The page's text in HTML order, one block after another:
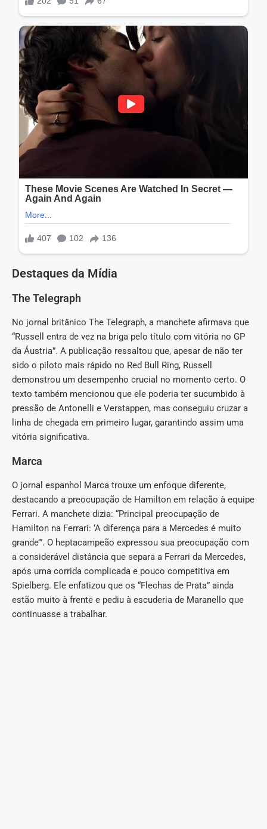
Destaques da Mídia
The Telegraph
No jornal britânico The Telegraph, a manchete afirmava que
“Russell entra de vez na briga pelo título com vitória no GP
da Áustria”. A publicação ressaltou que, apesar de não ter
sido o piloto mais rápido no Red Bull Ring, Russell
demonstrou um desempenho crucial no momento certo. O
texto também mencionou que ele poderia ter sucumbido à
pressão de Antonelli e Verstappen, mas conseguiu cruzar a
linha de chegada em primeiro lugar, garantindo assim uma
vitória significativa.
Marca
O jornal espanhol Marca trouxe um enfoque diferente,
destacando a preocupação de Hamilton em relação à equipe
Ferrari. A manchete dizia: “Principal preocupação de
Hamilton na Ferrari: ‘A diferença para a Mercedes é muito
grande’”. O heptacampeão expressou sua preocupação com
a considerável distância que separa a Ferrari da Mercedes,
após uma corrida complicada e pouco competitiva em
Spielberg. Ele enfatizou que os “Flechas de Prata” ainda
estão muito à frente e pediu à escuderia de Maranello que
continuasse a trabalhar.